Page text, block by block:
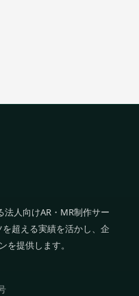
法人向けAR・MR制作サー
超える実績を活かし、企
を提供します。